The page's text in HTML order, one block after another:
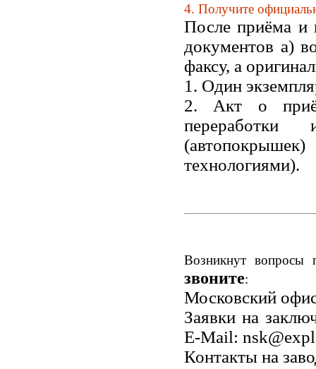
4. Получите
После приёма и
документов а)
факсу, а
1. Один
2. Акт о
технологиями).
Возникнут
звоните:
Московский
Заявки на
E-Mail:
Контакты на